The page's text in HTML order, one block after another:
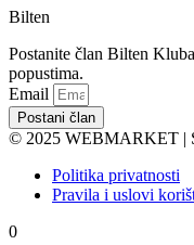
Bilten
Postanite član Bilten
popustima.
Email
Postani član
© 2025 WEBMARKET |
Politika privatnosti
Pravila i uslovi
0